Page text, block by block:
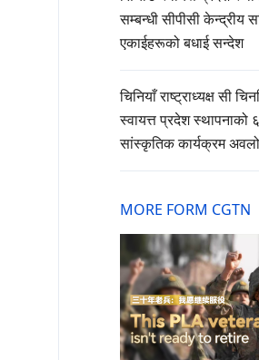
सम्बन्धी सीपीसी केन्द्रीय
एकाईहरूको बधाई सन्देश
चिनियाँ राष्ट्राध्यक्ष सी
स्वायत्त प्रदेश स्थापनाको
सांस्कृतिक कार्यक्रम
MORE FORM CGTN